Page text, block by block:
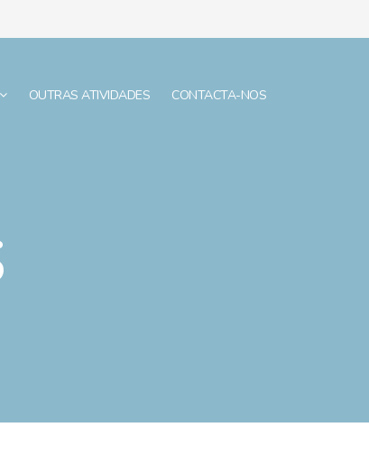
OUTRAS ATIVIDADES CONTACTA-NOS